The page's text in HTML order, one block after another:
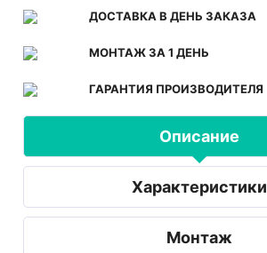
ДОСТАВКА В ДЕНЬ ЗАКАЗА
МОНТАЖ ЗА 1 ДЕНЬ
ГАРАНТИЯ ПРОИЗВОДИТЕЛЯ
Описание
Характеристики
Монтаж